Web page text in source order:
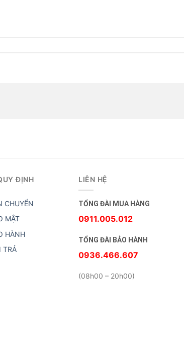
ĐỊNH
CHUYỂN
MẬT
HÀNH
TRẢ
LIÊN HỆ
TỔNG ĐÀI MUA HÀNG
0911.005.012
TỔNG ĐÀI BẢO HÀNH
0936.466.607
(08h00 – 20h00)